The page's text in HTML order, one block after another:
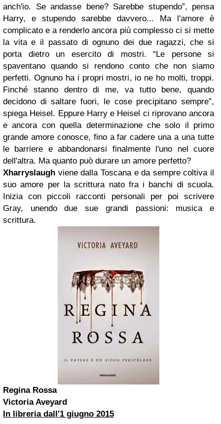
anch'io. Se andasse bene? Sarebbe stupendo”, pensa
Harry, e stupendo sarebbe davvero... Ma l'amore è
complicato e a renderlo ancora più complesso ci si mette
la vita e il passato di ognuno dei due ragazzi, che si
porta dietro un esercito di mostri. “Le persone si
spaventano quando si rendono conto che non siamo
perfetti. Ognuno ha i propri mostri, io ne ho molti, troppi.
Finché stanno dentro di me, va tutto bene, quando
decidono di saltare fuori, le cose precipitano sempre”,
spiega Heisel. Eppure Harry e Heisel ci riprovano ancora
e ancora con quella determinazione che solo il primo
grande amore conosce, fino a far cadere una a una tutte
le barriere e abbandonarsi finalmente l'uno nel cuore
dell'altra. Ma quanto può durare un amore perfetto?
Xharryslaugh viene dalla Toscana e da sempre coltiva il
suo amore per la scrittura nato fra i banchi di scuola.
Inizia con piccoli racconti personali per poi scrivere
Gray, unendo due sue grandi passioni: musica e
scrittura.
Regina Rossa
Victoria Aveyard
In libreria dall'1 giugno 2015